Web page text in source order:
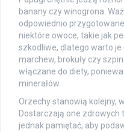
banany czy winogrona.
odpowiednio
niektóre owoce, takie jak
szkodliwe, dlatego warto
marchew, brokuły czy
włączane do diety,
minerałów.
Orzechy stanowią kolejny,
Dostarczają one zdrowych
jednak pamiętać, aby